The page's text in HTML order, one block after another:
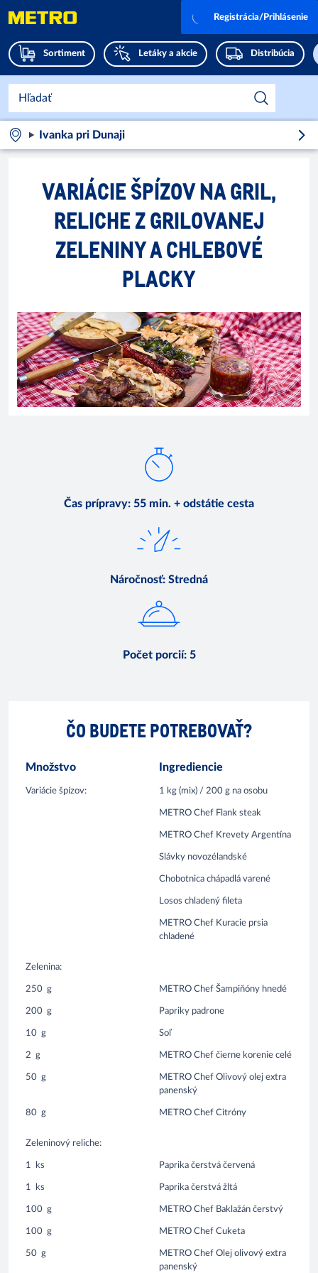
Sortiment Letáky a akcie Distribúcia
Registrácia/Prihlásenie
Ivanka pri Dunaji
VARIÁCIE ŠPÍZOV NA GRIL,
RELICHE Z GRILOVANEJ
ZELENINY A CHLEBOVÉ
PLACKY
Čas prípravy: 55 min. + odstátie cesta
Náročnosť: Stredná
Počet porcií: 5
ČO BUDETE POTREBOVAŤ?
Množstvo Ingrediencie
Variácie špízov: 1 kg (mix) / 200 g na osobu
METRO Chef Flank steak
METRO Chef Krevety Argentína
Slávky novozélandské
Chobotnica chápadlá varené
Losos chladený fileta
METRO Chef Kuracie prsia
chladené
Zelenina:
250 g METRO Chef Šampiňóny hnedé
200 g Papriky padrone
10 g Soľ
2 g METRO Chef čierne korenie celé
50 g
METRO Chef Olivový olej extra
panenský
80 g METRO Chef Citróny
Zeleninový reliche:
1 ks Paprika čerstvá červená
1 ks Paprika čerstvá žltá
100 g METRO Chef Baklažán čerstvý
100 g METRO Chef Cuketa
50 g
METRO Chef Olej olivový extra
panenský